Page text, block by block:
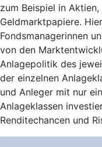
zum Beispiel in
Geldmarktpapiere.
Fondsmanagerinnen
von den
Anlagepolitik des
der einzelnen
und Anleger mit nur
Anlageklassen
Renditechancen und